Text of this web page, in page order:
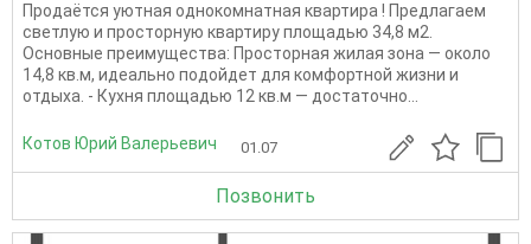
Продаётся уютная однокомнатная квартира ! Предлагаем
светлую и просторную квартиру площадью 34,8 м2.
Основные преимущества: Просторная жилая зона — около
14,8 кв.м, идеально подойдет для комфортной жизни и
отдыха. - Кухня площадью 12 кв.м — достаточно...
Котов Юрий Валерьевич 01.07
Позвонить